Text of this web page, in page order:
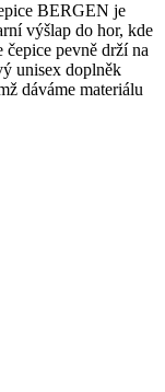
BERGEN je
výšlap do hor, kde
čepice pevně drží na
unisex doplněk
dáváme materiálu